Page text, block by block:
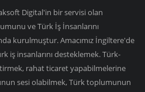
Digital'in bir servisi olan
ve Türk İş İnsanlarını
kurulmuştur. Amacımız İngiltere'de
iş insanlarını desteklemek. Türk-
rahat ticaret yapabilmelerine
sesi olabilmek, Türk toplumunun